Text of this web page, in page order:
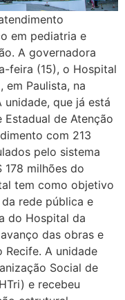
em pediatria e
A governadora
feira (15), o Hospital
em Paulista, na
que já está
Estadual de Atenção
com 213
pelo sistema
178 milhões do
tem como objetivo
rede pública e
do Hospital da
das obras e
Recife. A unidade
Social de
e recebeu